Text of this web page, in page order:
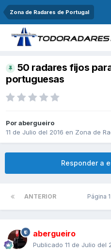
Zona de Radares de Portugal
50 radares fijos
portuguesas
Porabergueiro
11 de Julio del 2016 en Zona de
Responder a
ANTERIOR Página
abergueiro
Publicado 11 de Julio del